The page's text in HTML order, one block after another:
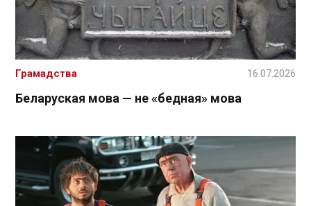
Беларуская мова — не «бедная» мова
Грамадства 16.07.2026